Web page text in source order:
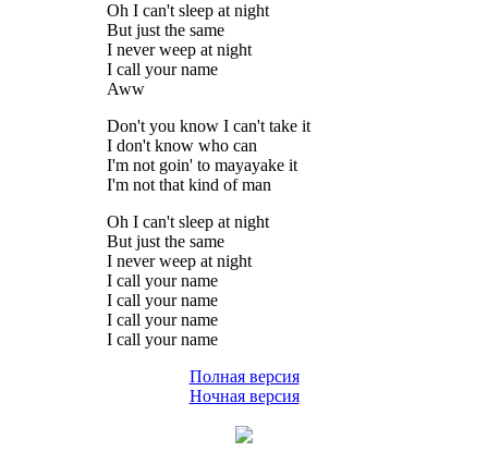
Oh I can't sleep at night
But just the same
I never weep at night
I call your name
Aww
Don't you know I can't take it
I don't know who can
I'm not goin' to mayayake it
I'm not that kind of man
Oh I can't sleep at night
But just the same
I never weep at night
I call your name
I call your name
I call your name
I call your name
Полная версия
Ночная версия